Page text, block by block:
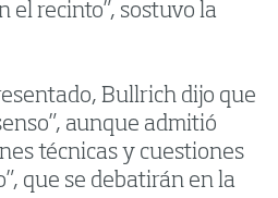
el recinto”, sostuvo la
Bullrich dijo que
aunque admitió
técnicas y cuestiones
que se debatirán en la